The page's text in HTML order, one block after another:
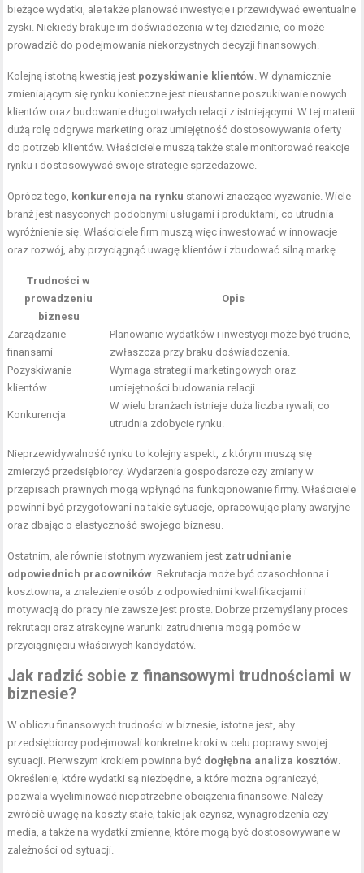
bieżące wydatki, ale także planować inwestycje i przewidywać ewentualne
zyski. Niekiedy brakuje im doświadczenia w tej dziedzinie, co może
prowadzić do podejmowania niekorzystnych decyzji finansowych.
Kolejną istotną kwestią jest pozyskiwanie klientów . W dynamicznie
zmieniającym się rynku konieczne jest nieustanne poszukiwanie nowych
klientów oraz budowanie długotrwałych relacji z istniejącymi. W tej materii
dużą rolę odgrywa marketing oraz umiejętność dostosowywania oferty
do potrzeb klientów. Właściciele muszą także stale monitorować reakcje
rynku i dostosowywać swoje strategie sprzedażowe.
Oprócz tego, konkurencja na rynku stanowi znaczące wyzwanie. Wiele
branż jest nasyconych podobnymi usługami i produktami, co utrudnia
wyróżnienie się. Właściciele firm muszą więc inwestować w innowacje
oraz rozwój, aby przyciągnąć uwagę klientów i zbudować silną markę.
Trudności w
prowadzeniu
biznesu
Opis
Zarządzanie
finansami
Planowanie wydatków i inwestycji może być trudne,
zwłaszcza przy braku doświadczenia.
Pozyskiwanie
klientów
Wymaga strategii marketingowych oraz
umiejętności budowania relacji.
Konkurencja
W wielu branżach istnieje duża liczba rywali, co
utrudnia zdobycie rynku.
Nieprzewidywalność rynku to kolejny aspekt, z którym muszą się
zmierzyć przedsiębiorcy. Wydarzenia gospodarcze czy zmiany w
przepisach prawnych mogą wpłynąć na funkcjonowanie firmy. Właściciele
powinni być przygotowani na takie sytuacje, opracowując plany awaryjne
oraz dbając o elastyczność swojego biznesu.
Ostatnim, ale równie istotnym wyzwaniem jest zatrudnianie
odpowiednich pracowników . Rekrutacja może być czasochłonna i
kosztowna, a znalezienie osób z odpowiednimi kwalifikacjami i
motywacją do pracy nie zawsze jest proste. Dobrze przemyślany proces
rekrutacji oraz atrakcyjne warunki zatrudnienia mogą pomóc w
przyciągnięciu właściwych kandydatów.
Jak radzić sobie z finansowymi trudnościami w
biznesie?
W obliczu finansowych trudności w biznesie, istotne jest, aby
przedsiębiorcy podejmowali konkretne kroki w celu poprawy swojej
sytuacji. Pierwszym krokiem powinna być dogłębna analiza kosztów
Określenie, które wydatki są niezbędne, a które można ograniczyć,
pozwala wyeliminować niepotrzebne obciążenia finansowe. Należy
zwrócić uwagę na koszty stałe, takie jak czynsz, wynagrodzenia czy
media, a także na wydatki zmienne, które mogą być dostosowywane w
zależności od sytuacji.